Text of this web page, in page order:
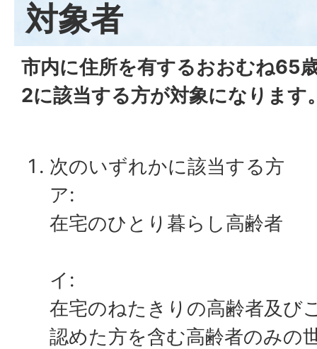
対象者
市内に住所を有するおおむね65
2に該当する方が対象になります
次のいずれかに該当する方
ア:
在宅のひとり暮らし高齢者
イ:
在宅のねたきりの高齢者及び
認めた方を含む高齢者のみの